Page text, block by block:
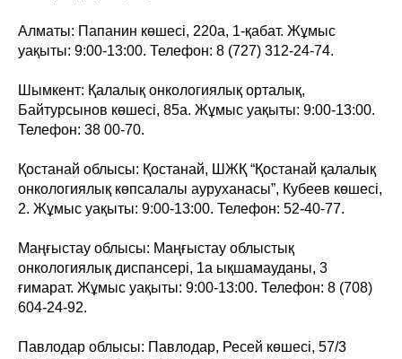
Алматы: Папанин көшесі, 220а, 1-қабат. Жұмыс
уақыты: 9:00-13:00. Телефон: 8 (727) 312-24-74.
Шымкент: Қалалық онкологиялық орталық,
Байтурсынов көшесі, 85а. Жұмыс уақыты: 9:00-13:00.
Телефон: 38 00-70.
Қостанай облысы: Қостанай, ШЖҚ “Қостанай қалалық
онкологиялық көпсалалы ауруханасы”, Кубеев көшесі,
2. Жұмыс уақыты: 9:00-13:00. Телефон: 52-40-77.
Маңғыстау облысы: Маңғыстау облыстық
онкологиялық диспансері, 1а ықшамауданы, 3
ғимарат. Жұмыс уақыты: 9:00-13:00. Телефон: 8 (708)
604-24-92.
Павлодар облысы: Павлодар, Ресей көшесі, 57/3